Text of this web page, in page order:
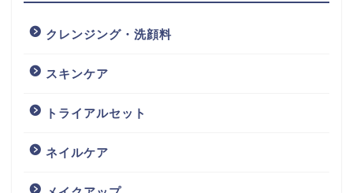
クレンジング・洗顔料
スキンケア
トライアルセット
ネイルケア